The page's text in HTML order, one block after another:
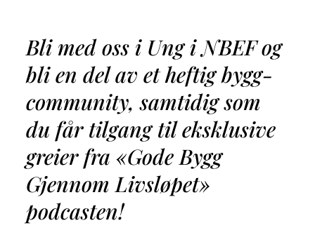
Bli med oss i Ung i NBEF og
bli en del av et heftig bygg-
community, samtidig som
du får tilgang til eksklusive
greier fra «Gode Bygg
Gjennom Livsløpet»
podcasten!